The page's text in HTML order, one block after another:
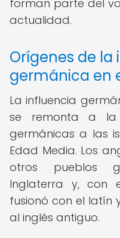
forman parte del
actualidad.
Orígenes de la
germánica en
La influencia
se remonta a
germánicas a las
Edad Media. Los
otros pueblos
Inglaterra y, con
fusionó con el latín
al inglés antiguo.